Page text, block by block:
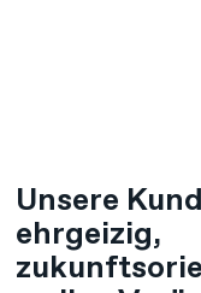
Unsere
ehrgeizig,